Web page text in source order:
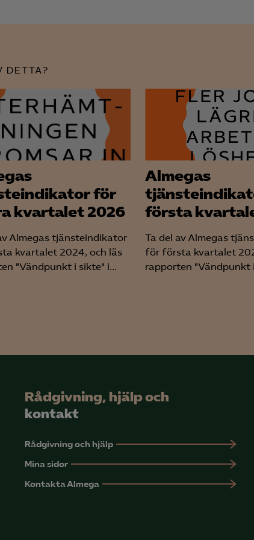
DETTA?
för
kvartalet 2026
Almegas tjänsteindikator
kvartalet 2024, och läs
"Vändpunkt i sikte" i...
Almegas
första
Ta del av Almegas
för första kvartalet
rapporten "Vändpunkt
Rådgivning, hjälp och
kontakt
Rådgivning och hjälp
Mina sidor
Kontakta Almega